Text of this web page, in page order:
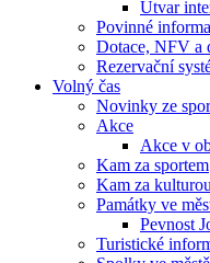
Útvar
Povinné
Dotace, NFV a
Rezervační
Volný čas
Novinky ze
Akce
Akce v
Kam za sportem
Kam za kulturou
Památky ve
Pevnost
Turistické